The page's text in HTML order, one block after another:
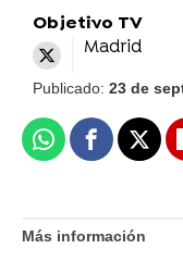
Objetivo TV
Madrid
Publicado: 23 de
WhatsappFacebook
X
Más información